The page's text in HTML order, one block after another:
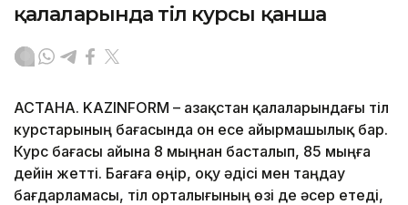
қалаларында тіл курсы қанша
АСТАНА. KAZINFORM – Қазақстан қалаларындағы тіл
курстарының бағасында он есе айырмашылық бар.
Курс бағасы айына 8 мыңнан басталып, 85 мыңға
дейін жетті. Бағаға өңір, оқу әдісі мен таңдау
бағдарламасы, тіл орталығының өзі де әсер етеді,